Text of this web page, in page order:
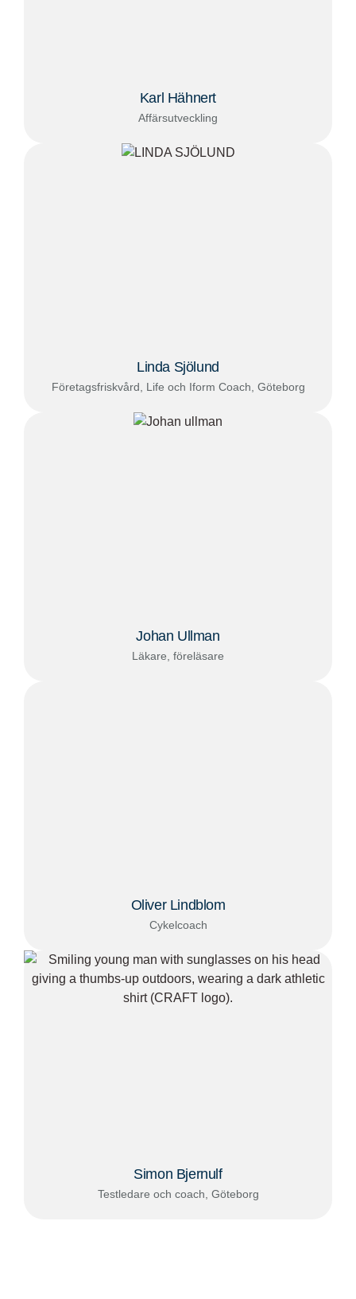
Karl Hähnert
Affärsutveckling
Linda Sjölund
Företagsfriskvård, Life och Iform Coach, Göteborg
Johan Ullman
Läkare, föreläsare
Oliver Lindblom
Cykelcoach
Simon Bjernulf
Testledare och coach, Göteborg